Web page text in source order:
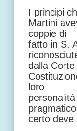
I principi
Martini
coppie di
fatto in S.
dalla Corte
loro
certo deve